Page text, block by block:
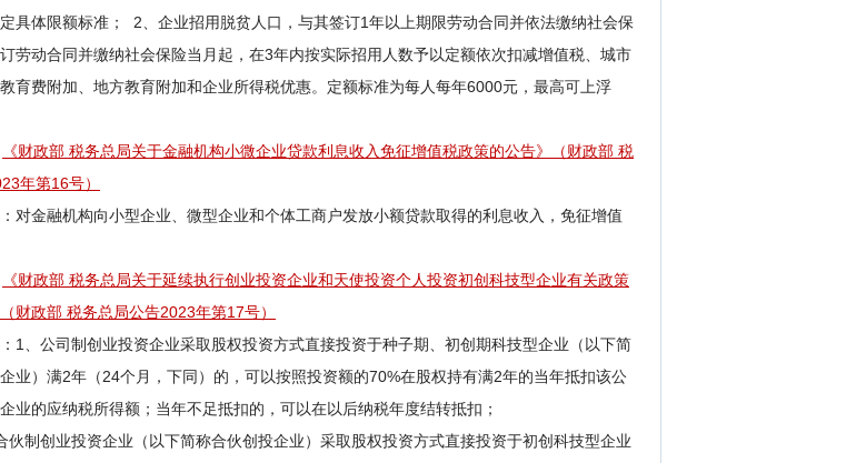
具体限额标准； 2、企业招用脱贫人口，与其签订1年以上期限劳动合同并依法缴纳社会保
劳动合同并缴纳社会保险当月起，在3年内按实际招用人数予以定额依次扣减增值税、城市
育费附加、地方教育附加和企业所得税优惠。定额标准为每人每年6000元，最高可上浮
《财政部 税务总局关于金融机构小微企业贷款利息收入免征增值税政策的公告》（财政部 税
年第16号）
对金融机构向小型企业、微型企业和个体工商户发放小额贷款取得的利息收入，免征增值
《财政部 税务总局关于延续执行创业投资企业和天使投资个人投资初创科技型企业有关政策
财政部 税务总局公告2023年第17号）
1、公司制创业投资企业采取股权投资方式直接投资于种子期、初创期科技型企业（以下简
业）满2年（24个月，下同）的，可以按照投资额的70%在股权持有满2年的当年抵扣该公
业的应纳税所得额；当年不足抵扣的，可以在以后纳税年度结转抵扣；
伙制创业投资企业（以下简称合伙创投企业）采取股权投资方式直接投资于初创科技型企业